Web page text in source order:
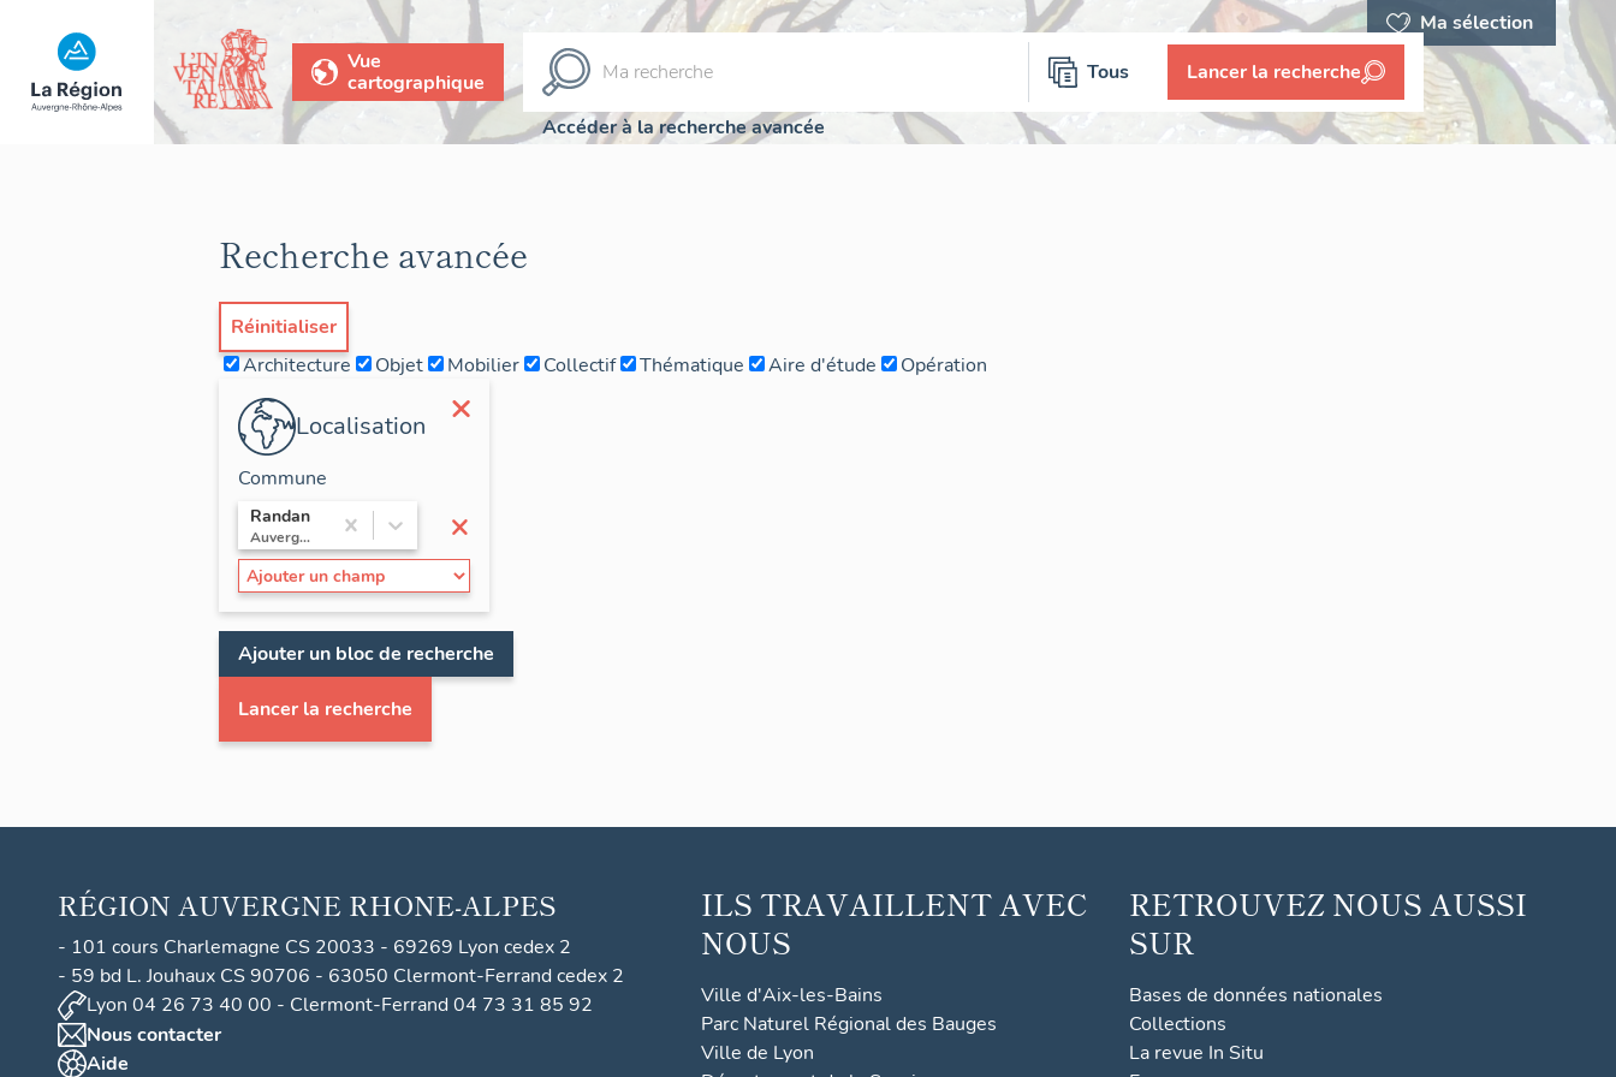
Ma sélection
Vue
cartographique
Tous Lancer la recherche
Accéder à la recherche avancée
Recherche avancée
Réinitialiser
Architecture
Objet Mobilier Collectif Thématique Aire d'étude Opération
×
Localisation
×
Commune
Randan
Auvergne / Puy-de-Dôme
Ajouter un bloc de recherche
Lancer la recherche
RÉGION AUVERGNE RHONE-ALPES
- 101 cours Charlemagne CS 20033 - 69269 Lyon cedex 2
- 59 bd L. Jouhaux CS 90706 - 63050 Clermont-Ferrand cedex 2
Lyon 04 26 73 40 00 - Clermont-Ferrand 04 73 31 85 92
Nous contacter
Aide
ILS TRAVAILLENT AVEC
NOUS
Ville d'Aix-les-Bains
Parc Naturel Régional des Bauges
Ville de Lyon
RETROUVEZ NOUS AUSSI
SUR
Bases de données nationales
Collections
La revue In Situ